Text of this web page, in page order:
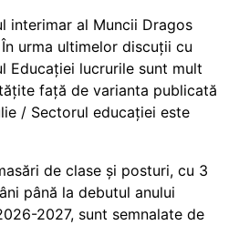
interimar al Muncii Dragos
În urma ultimelor discuții cu
Educației lucrurile sunt mult
față de varianta publicată
/ Sectorul educației este
de clase și posturi, cu 3
până la debutul anului
2027, sunt semnalate de